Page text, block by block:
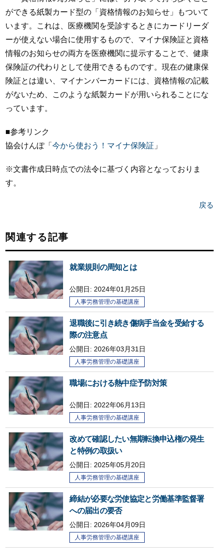
ができる紙製カード型の「資格情報のお知らせ」もついて
います。これは、医療機関を受診するときにカードリーダ
ーが使えない場合に使用するもので、マイナ保険証と資格
情報のお知らせの両方を医療機関に提示することで、健康
保険証の代わりとして使用できるものです。現在の健康保
険証とは違い、マイナンバーカードには、資格情報の記載
がないため、このような紙製カードが用いられることにな
っています。
■参考リンク
協会けんぽ「今から使おう！マイナ保険証 」
※文書作成日時点での法令に基づく内容となっておりま
す。
戻る
関連する記事
就業規則の周知とは
公開日: 2024年01月25日
人事労務管理の基礎講座
退職後に引き続き傷病手当金を受給する
際の注意点
公開日: 2026年03月31日
人事労務管理の基礎講座
職場における熱中症予防対策
公開日: 2022年06月13日
人事労務管理の基礎講座
改めて確認したい無期転換申込権の発生
と特例の取扱い
公開日: 2025年05月20日
人事労務管理の基礎講座
締結が必要な労使協定と労働基準監督署
への届出の要否
公開日: 2026年04月09日
人事労務管理の基礎講座